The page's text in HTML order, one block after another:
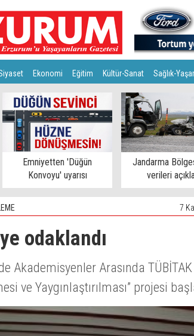
Ekonomi Eğitim Kültür-Sanat Sağlık-
Emniyetten 'Düğün
Konvoyu' uyarısı
Jandarma
verileri
7
odaklandı
Akademisyenler Arasında
ve Yaygınlaştırılması” projesi